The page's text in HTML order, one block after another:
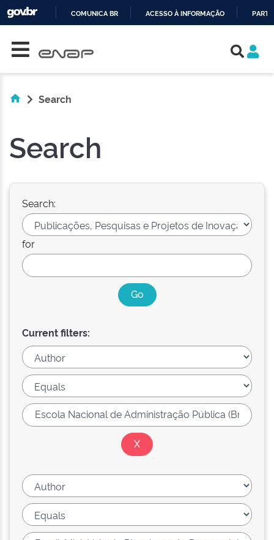
COMUNICA BR ACESSO À INFORMAÇÃO
Search
Search
Search:
for
Current filters: